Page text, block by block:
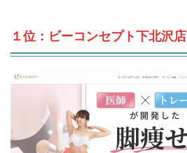
１位：ビーコンセプト下北沢店